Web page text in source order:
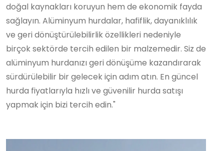
doğal kaynakları koruyun hem de ekonomik fayda
sağlayın. Alüminyum hurdalar, hafiflik, dayanıklılık
ve geri dönüştürülebilirlik özellikleri nedeniyle
birçok sektörde tercih edilen bir malzemedir. Siz de
alüminyum hurdanızı geri dönüşüme kazandırarak
sürdürülebilir bir gelecek için adım atın. En güncel
hurda fiyatlarıyla hızlı ve güvenilir hurda satışı
yapmak için bizi tercih edin."